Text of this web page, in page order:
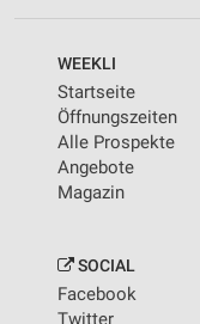
WEEKLI
Startseite
Öffnungszeiten
Alle Prospekte
Angebote
Magazin
SOCIAL
Facebook
Twitter